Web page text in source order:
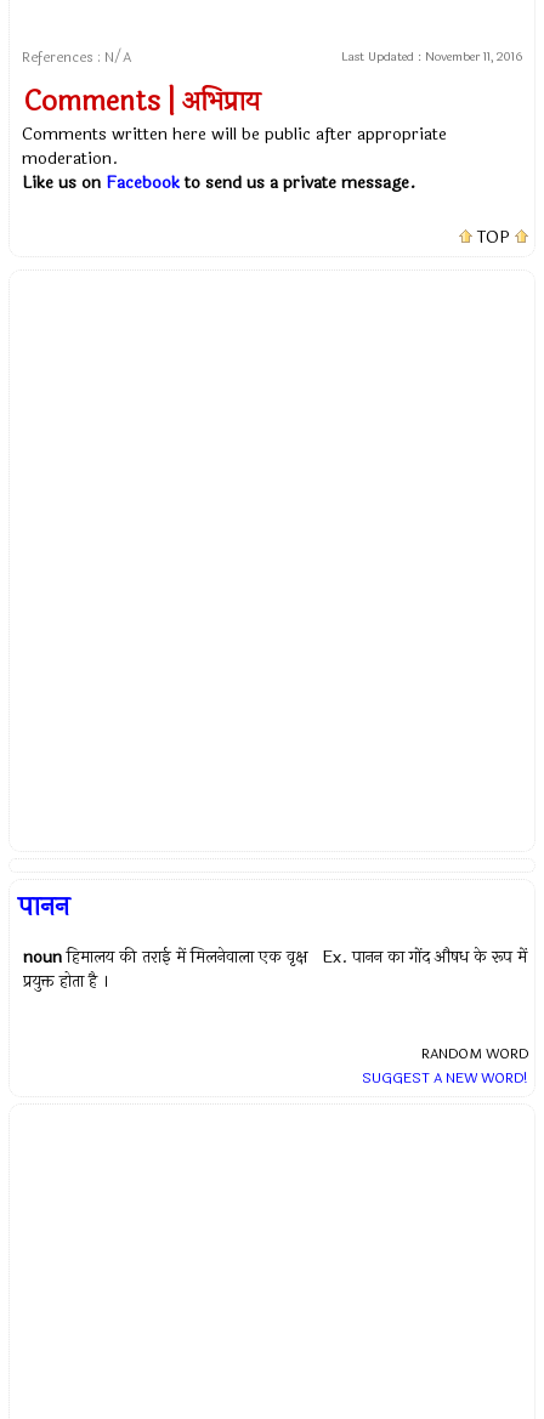
References : N/A Last Updated : November 11, 2016
Comments | अभिप्राय
Comments written here will be public after appropriate
moderation.
Like us on Facebookto send us a private message.
TOP
पानन
noun हिमालय की तराई में मिलनेवाला एक वृक्ष Ex.पानन का गोंद औषध के रूप में
प्रयुक्त होता है ।
RANDOM WORD
SUGGEST A NEW WORD!